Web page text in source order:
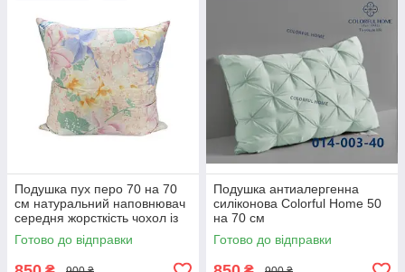
Подушка пух перо 70 на 70
см натуральний наповнювач
середня жорсткість чохол із
тика
Готово до відправки
Подушка антиалергенна
силіконова Colorful Home 50
на 70 см
Готово до відправки